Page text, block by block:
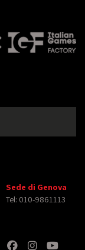
Sede di Genova
Tel: 010-9861113